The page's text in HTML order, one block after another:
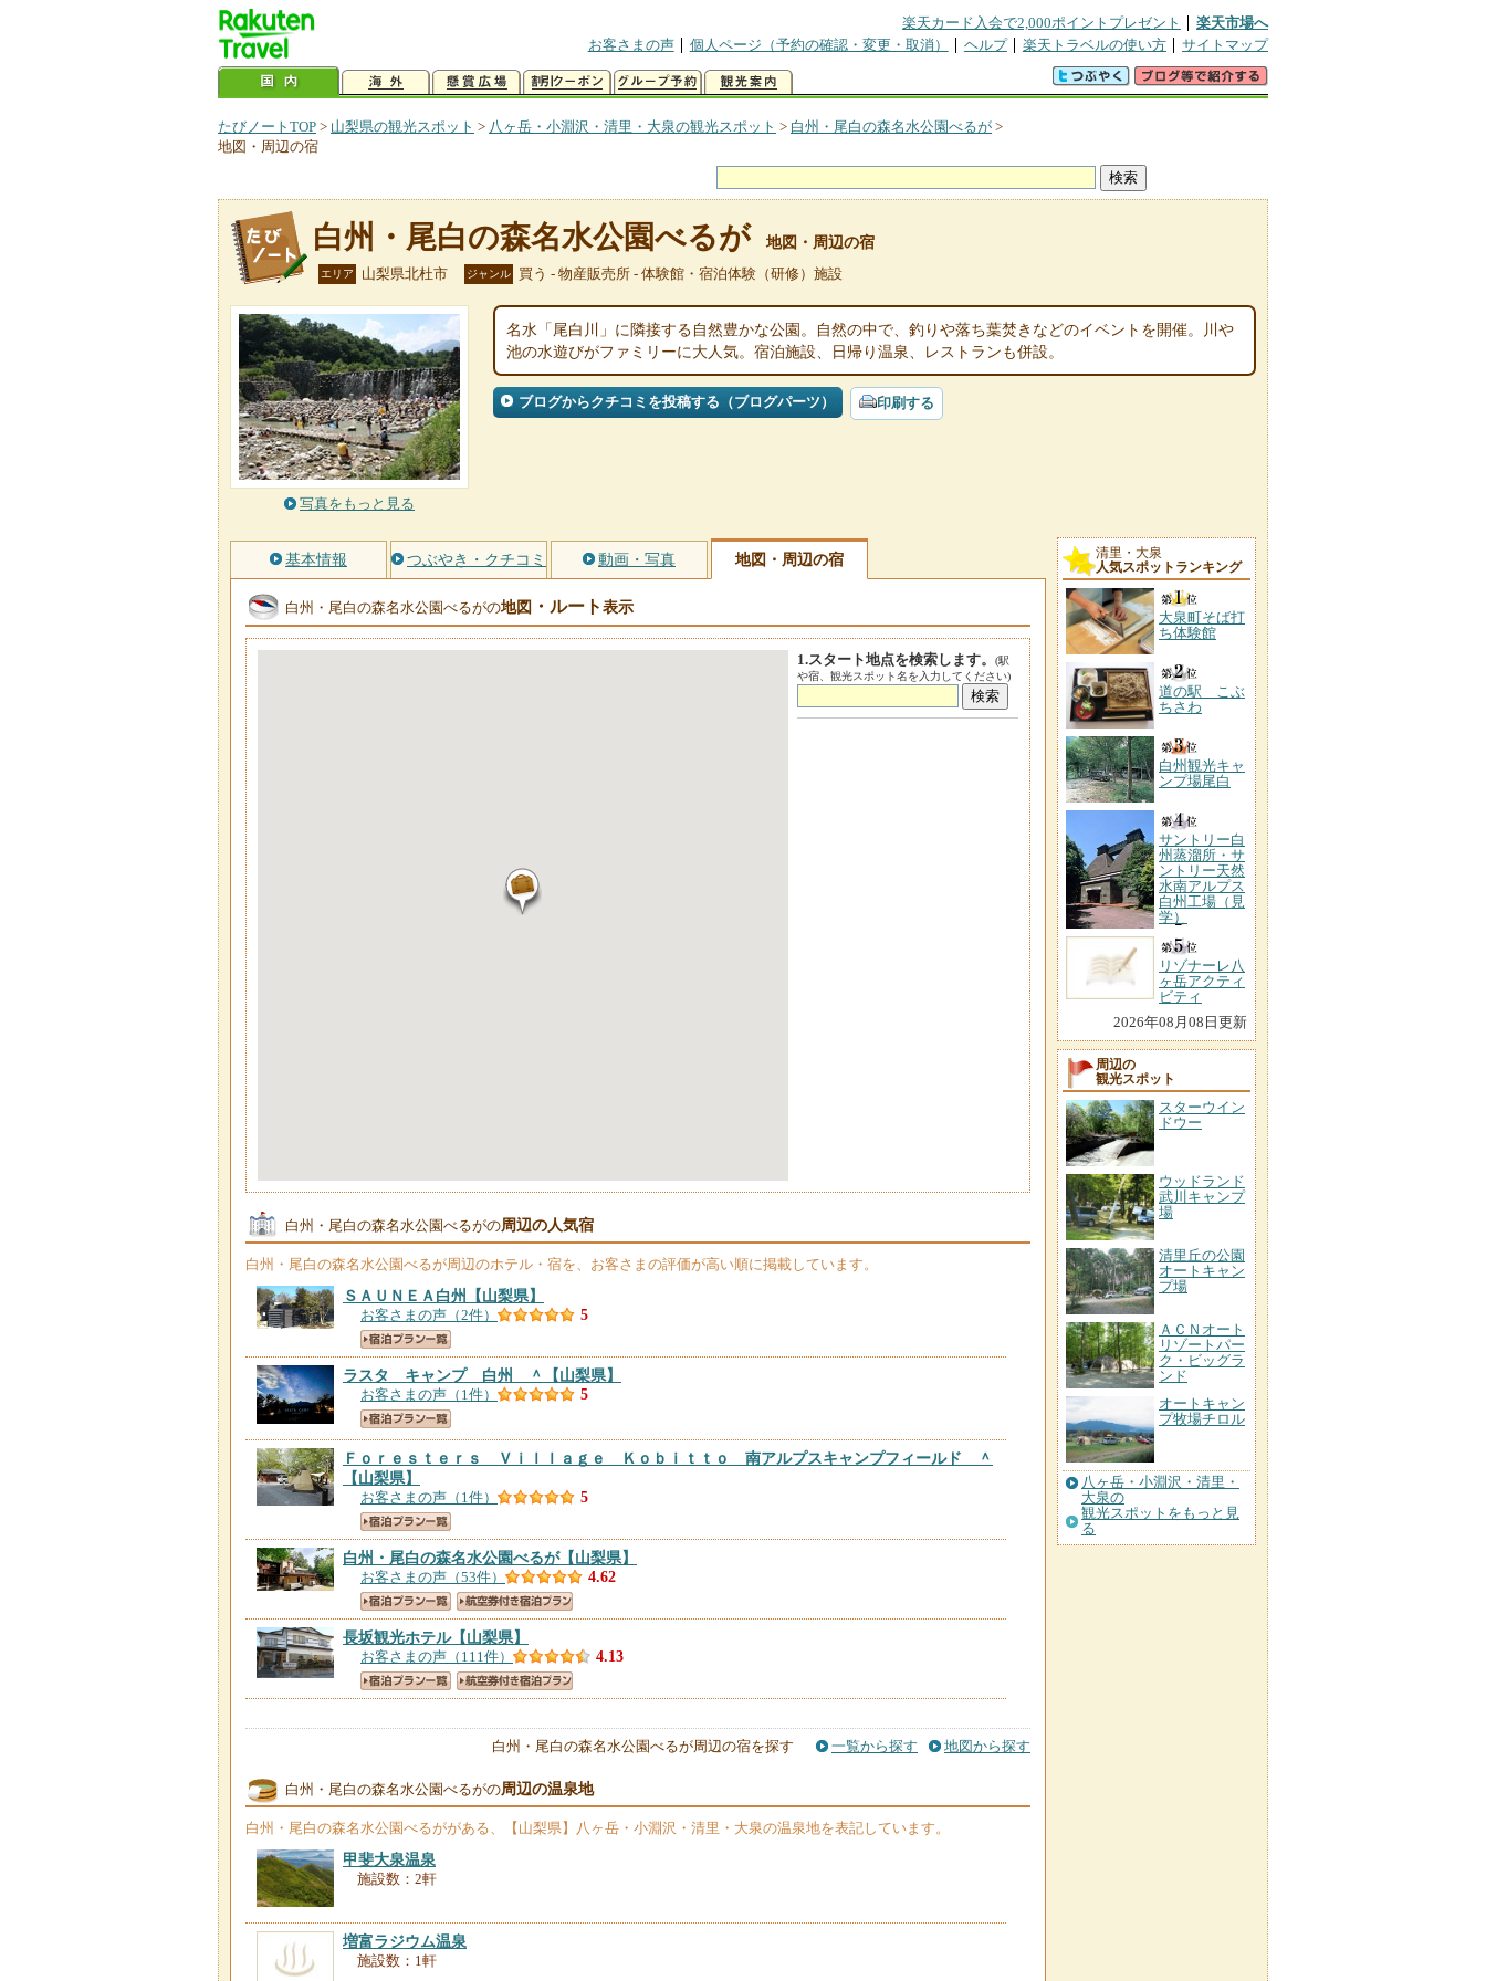
楽天カード入会で2,000ポイントプレゼント
楽天市場へ
お客さまの声
個人ページ（予約の確認・変更・取消） ヘルプ 楽天トラベルの使い方 サイトマップ
たびノートTOP > 山梨県の観光スポット > 八ヶ岳・小淵沢・清里・大泉の観光スポット > 白州・尾白の森名水公園べるが >
地図・周辺の宿
白州・尾白の森名水公園べるが 地図・周辺の宿
エリア 山梨県北杜市 ジャンル 買う - 物産販売所 - 体験館・宿泊体験（研修）施設
写真をもっと見る
名水「尾白川」に隣接する自然豊かな公園。自然の中で、釣りや落ち葉焚きなどのイベントを開催。川や
池の水遊びがファミリーに大人気。宿泊施設、日帰り温泉、レストランも併設。
ブログからクチコミを投稿する（ブログパーツ） 印刷する
基本情報 つぶやき・クチコミ 動画・写真 地図・周辺の宿
白州・尾白の森名水公園べるがの地図 ・ルート表示
1.スタート地点を検索します。
(駅
や宿、観光スポット名を入力してください)
白州・尾白の森名水公園べるがの周辺の人気宿
白州・尾白の森名水公園べるが周辺のホテル・宿を、お客さまの評価が高い順に掲載しています。
ＳＡＵＮＥＡ白州 【山梨県】
お客さまの声（2件） 5
ラスタ キャンプ 白州 ＾ 【山梨県】
お客さまの声（1件） 5
Ｆｏｒｅｓｔｅｒｓ Ｖｉｌｌａｇｅ Ｋｏｂｉｔｔｏ 南アルプスキャンプフィールド ＾
【山梨県】
お客さまの声（1件） 5
白州・尾白の森名水公園べるが【山梨県】
お客さまの声（53件） 4.62
長坂観光ホテル【山梨県】
お客さまの声（111件） 4.13
白州・尾白の森名水公園べるが周辺の宿を探す 一覧から探す 地図から探す
白州・尾白の森名水公園べるがの周辺の温泉地
白州・尾白の森名水公園べるががある、【山梨県】八ヶ岳・小淵沢・清里・大泉の温泉地を表記しています。
甲斐大泉温泉
施設数：2軒
増富ラジウム温泉
施設数：1軒
清里・大泉
人気スポットランキング
大泉町そば打
ち体験館
道の駅 こぶ
ちさわ
白州観光キャ
ンプ場尾白
サントリー白
州蒸溜所・サ
ントリー天然
水南アルプス
白州工場（見
学）
リゾナーレ八
ヶ岳アクティ
ビティ
2026年08月08日更新
周辺の
観光スポット
スターウイン
ドウー
ウッドランド
武川キャンプ
場
清里丘の公園
オートキャン
プ場
ＡＣＮオート
リゾートパー
ク・ビッグラ
ンド
オートキャン
プ牧場チロル
八ヶ岳・小淵沢・清里・
大泉の
観光スポットをもっと見
る